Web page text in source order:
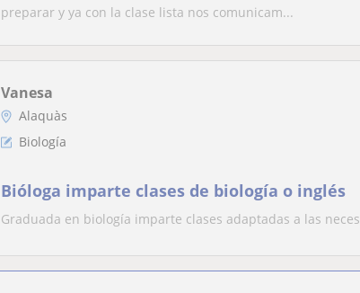
preparar y ya con la clase lista nos comunicam...
Vanesa
Alaquàs
Biología
Bióloga imparte clases de biología o inglés
Graduada en biología imparte clases adaptadas a las